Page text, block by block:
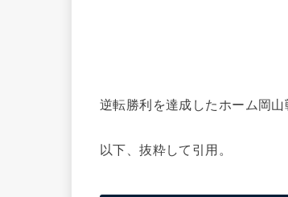
逆転勝利を達成したホーム岡
以下、抜粋して引用。